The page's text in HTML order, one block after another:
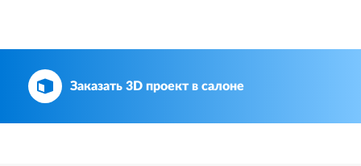
Заказать 3D проект в салоне